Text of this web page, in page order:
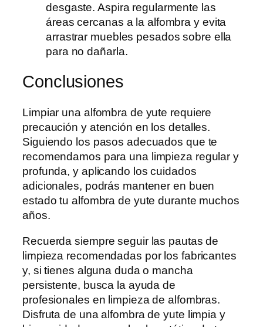
desgaste. Aspira regularmente las
áreas cercanas a la alfombra y evita
arrastrar muebles pesados sobre ella
para no dañarla.
Conclusiones
Limpiar una alfombra de yute requiere
precaución y atención en los detalles.
Siguiendo los pasos adecuados que te
recomendamos para una limpieza regular y
profunda, y aplicando los cuidados
adicionales, podrás mantener en buen
estado tu alfombra de yute durante muchos
años.
Recuerda siempre seguir las pautas de
limpieza recomendadas por los fabricantes
y, si tienes alguna duda o mancha
persistente, busca la ayuda de
profesionales en limpieza de alfombras.
Disfruta de una alfombra de yute limpia y